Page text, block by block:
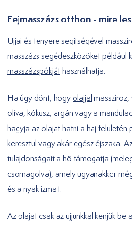
Fejmasszázs otthon - mire
Ujjai és tenyere segítségével
masszázs segédeszközöket például
masszázspókjáthasználhatja.
Ha úgy dönt, hogy olajjal
olíva, kókusz, argán vagy a
hagyja az olajat hatni a haj felületén
keresztül vagy akár egész éjszaka.
tulajdonságait a hő támogatja
csomagolva), amely ugyanakkor
és a nyak izmait.
Az olajat csak az ujjunkkal kenjük be